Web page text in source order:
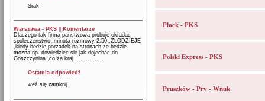
Srak
Warszawa - PKS
Komentarze
Dlaczego tak firma panstwowa probuje okradac
spoleczenstwo ,minuta rozmowy 2.50 ,ZLODZIEJE
,kiedy bedzie porzadek na stronach ze bedzie
mozna np. dowiedziec sie jak dojechac do
Goszczynina ,co za kraj ................
Ostatnia odpowiedź
weź się zamknij
Płock - PKS
Polski Express - PKS
Pruszków - Prv - Wnuk